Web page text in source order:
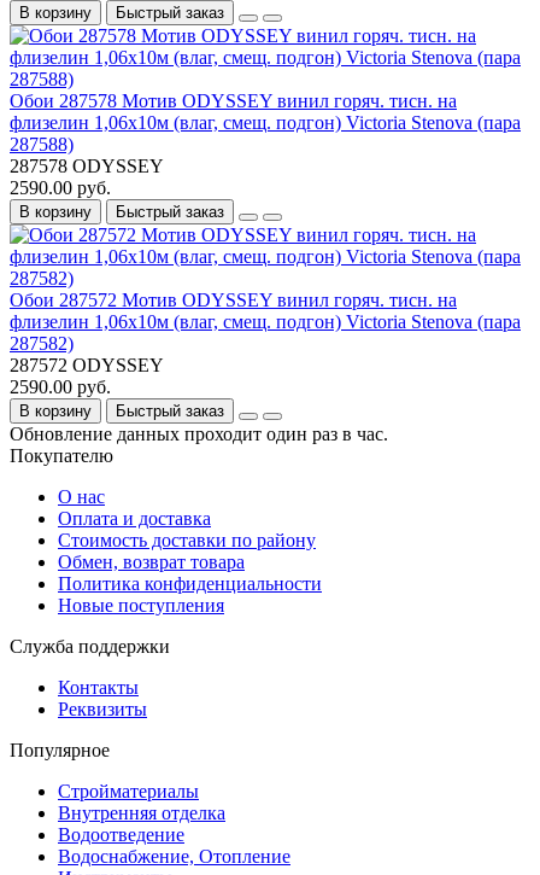
В корзину Быстрый заказ
Обои 287578 Мотив ODYSSEY винил горяч. тисн. на
флизелин 1,06х10м (влаг, смещ. подгон) Victoria Stenova (пара
287588)
287578 ODYSSEY
2590.00 руб.
В корзину Быстрый заказ
Обои 287572 Мотив ODYSSEY винил горяч. тисн. на
флизелин 1,06х10м (влаг, смещ. подгон) Victoria Stenova (пара
287582)
287572 ODYSSEY
2590.00 руб.
В корзину Быстрый заказ
Обновление данных проходит один раз в час.
Покупателю
О нас
Оплата и доставка
Стоимость доставки по району
Обмен, возврат товара
Политика конфиденциальности
Новые поступления
Служба поддержки
Контакты
Реквизиты
Популярное
Стройматериалы
Внутренняя отделка
Водоотведение
Водоснабжение, Отопление